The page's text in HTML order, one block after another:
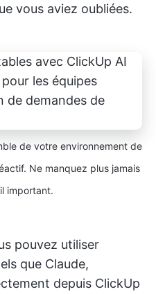
vous aviez oubliées.
de votre environnement de
Ne manquez plus jamais
important.
pouvez utiliser
que Claude,
depuis ClickUp